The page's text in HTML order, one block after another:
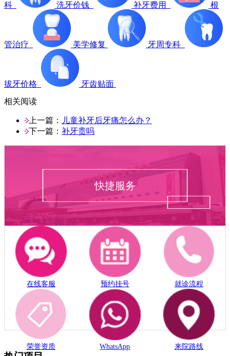
科 洗牙价钱 补牙费用 根
管治疗 美学修复 牙周专科
拔牙价格
牙齿贴面
相关阅读
上一篇：
儿童补牙后牙痛怎么办？
下一篇： 补牙贵吗
快捷服务
在线客服 预约挂号 就诊流程
荣誉资质 WhatsApp 来院路线